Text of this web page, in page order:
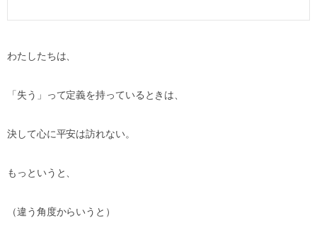
わたしたちは、
「失う」って定義を持っているときは、
決して心に平安は訪れない。
もっというと、
（違う角度からいうと）